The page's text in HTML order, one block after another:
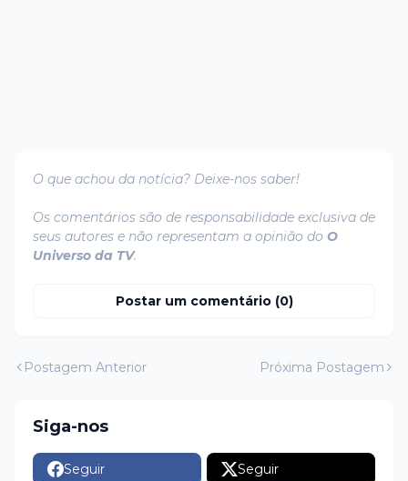
O que achou da notícia? Deixe-nos saber!
Os comentários são de responsabilidade exclusiva de
seus autores e não representam a opinião do O
Universo da TV.
Postar um comentário (0)
Postagem Anterior Próxima Postagem
Siga-nos
Seguir Seguir